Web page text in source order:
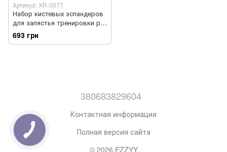
Артикул: XR-0077
Набор кистевых эспандеров
для запястья тренировки рук
и пальцев 9шт
693 грн
380683829604
Контактная информация
Полная версия сайта
© 2026 EZZYY